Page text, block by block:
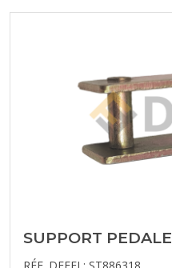
SUPPORT PEDALE
RÉF. DEFFI : ST886318